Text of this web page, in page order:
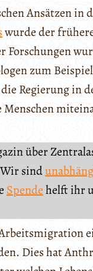
Ansätzen in
wurde der
Forschungen
zum
Regierung in
Menschen
über
sind
Spendehelft ihr
Dies hat